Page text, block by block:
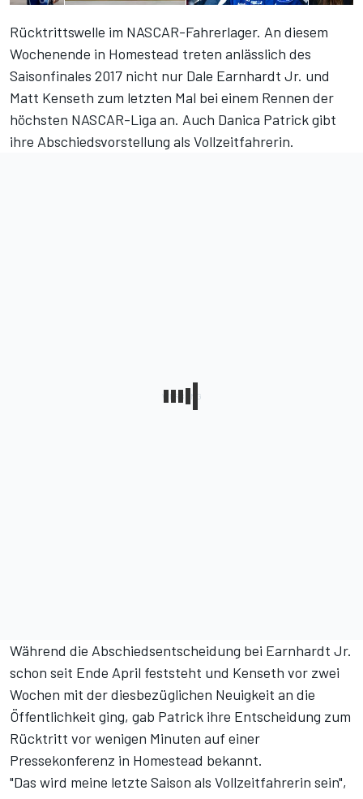
Rücktrittswelle im NASCAR-Fahrerlager. An diesem
Wochenende in Homestead treten anlässlich des
Saisonfinales 2017 nicht nur Dale Earnhardt Jr. und
Matt Kenseth zum letzten Mal bei einem Rennen der
höchsten NASCAR-Liga an. Auch Danica Patrick gibt
ihre Abschiedsvorstellung als Vollzeitfahrerin.
Während die Abschiedsentscheidung bei Earnhardt Jr.
schon seit Ende April feststeht und Kenseth vor zwei
Wochen mit der diesbezüglichen Neuigkeit an die
Öffentlichkeit ging, gab Patrick ihre Entscheidung zum
Rücktritt vor wenigen Minuten auf einer
Pressekonferenz in Homestead bekannt.
"Das wird meine letzte Saison als Vollzeitfahrerin sein",